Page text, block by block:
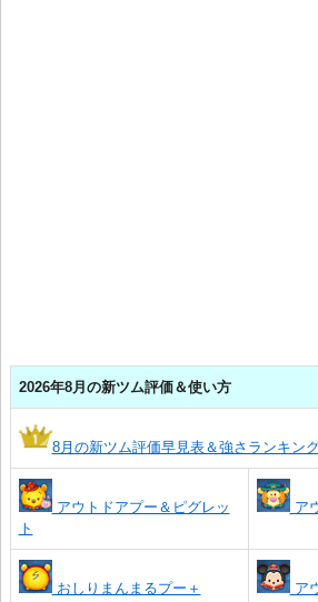
2026年8月の新ツム評価＆使い方
8月の新ツム評価早見表＆強さランキン
アウトドアプー＆ピグレッ
ト
ア
おしりまんまるプー＋ ア